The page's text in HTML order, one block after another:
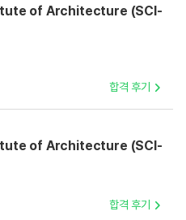
of Architecture (SCI-
합격 후기
of Architecture (SCI-
합격 후기